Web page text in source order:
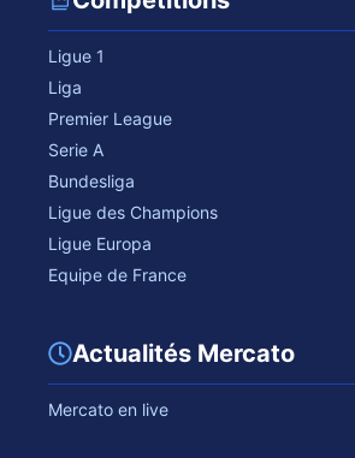
Ligue 1
Liga
Premier League
Serie A
Bundesliga
Ligue des Champions
Ligue Europa
Equipe de France
Actualités Mercato
Mercato en live